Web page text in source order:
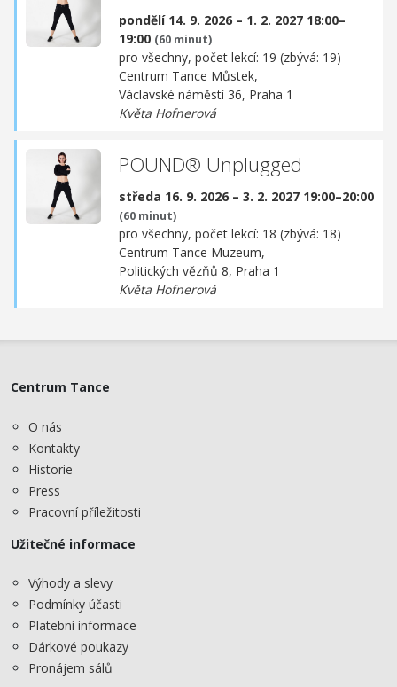
pondělí 14. 9. 2026 – 1. 2. 2027 18:00–
19:00 (60 minut)
pro všechny, počet lekcí: 19 (zbývá: 19)
Centrum Tance Můstek,
Václavské náměstí 36, Praha 1
Květa Hofnerová
POUND® Unplugged
středa 16. 9. 2026 – 3. 2. 2027 19:00–20:00
(60 minut)
pro všechny, počet lekcí: 18 (zbývá: 18)
Centrum Tance Muzeum,
Politických vězňů 8, Praha 1
Květa Hofnerová
Centrum Tance
O nás
Kontakty
Historie
Press
Pracovní příležitosti
Užitečné informace
Výhody a slevy
Podmínky účasti
Platební informace
Dárkové poukazy
Pronájem sálů